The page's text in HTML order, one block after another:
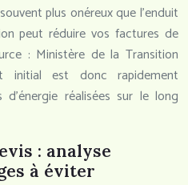
plus onéreux que l’enduit
peut réduire vos factures de
: Ministère de la Transition
initial est donc rapidement
réalisées sur le long
: analyse
à éviter